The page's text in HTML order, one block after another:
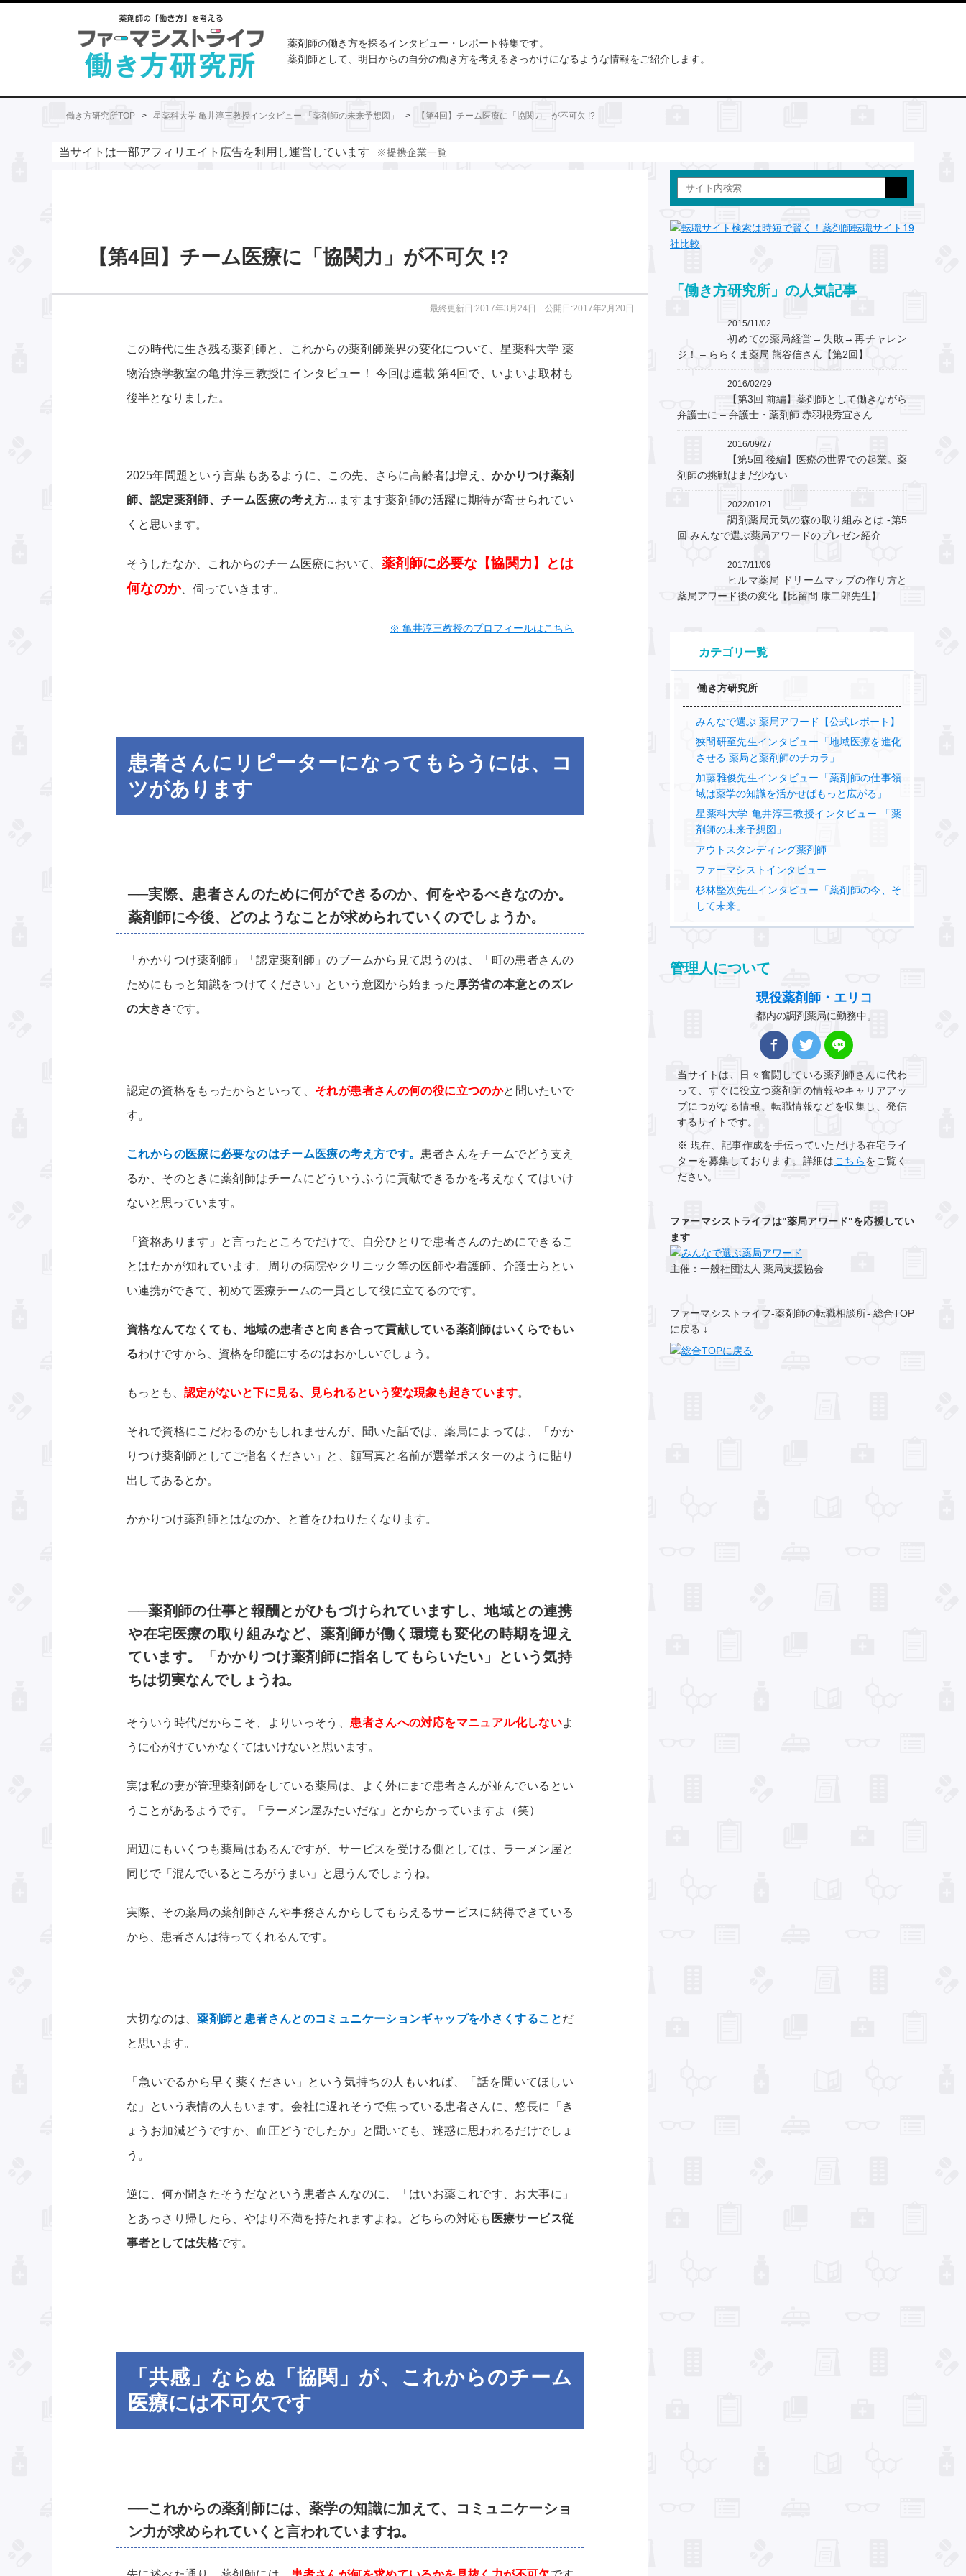
薬剤師の働き方を探るインタビュー・レポート特集です。
薬剤師として、明日からの自分の働き方を考えるきっかけになるような情報をご紹介します。
働き方研究所TOP > 星薬科大学 亀井淳三教授インタビュー 「薬剤師の未来予想図」 > 【第4回】チーム医療に「協関力」が不可欠 !?
当サイトは一部アフィリエイト広告を利用し運営しています ※提携企業一覧
【第4回】チーム医療に「協関力」が不可欠 !?
最終更新日:2017年3月24日 公開日:2017年2月20日
この時代に生き残る薬剤師と、これからの薬剤師業界の変化について、星薬科大学 薬
物治療学教室の亀井淳三教授にインタビュー！ 今回は連載 第4回で、いよいよ取材も
後半となりました。
2025年問題という言葉もあるように、この先、さらに高齢者は増え、かかりつけ薬剤
師、認定薬剤師、チーム医療の考え方…ますます薬剤師の活躍に期待が寄せられてい
くと思います。
そうしたなか、これからのチーム医療において、 薬剤師に必要な【協関力】とは
何なのか、伺っていきます。
※ 亀井淳三教授のプロフィールはこちら
患者さんにリピーターになってもらうには、コ
ツがあります
──実際、患者さんのために何ができるのか、何をやるべきなのか。
薬剤師に今後、どのようなことが求められていくのでしょうか。
「かかりつけ薬剤師」「認定薬剤師」のブームから見て思うのは、「町の患者さんの
ためにもっと知識をつけてください」という意図から始まった 厚労省の本意とのズレ
の大きさです。
認定の資格をもったからといって、 それが患者さんの何の役に立つのかと問いたいで
す。
これからの医療に必要なのはチーム医療の考え方です。 患者さんをチームでどう支え
るか、そのときに薬剤師はチームにどういうふうに貢献できるかを考えなくてはいけ
ないと思っています。
「資格あります」と言ったところでだけで、自分ひとりで患者さんのためにできるこ
とはたかが知れています。周りの病院やクリニック等の医師や看護師、介護士らとい
い連携ができて、初めて医療チームの一員として役に立てるのです。
資格なんてなくても、地域の患者さと向き合って貢献している薬剤師はいくらでもい
るわけですから、資格を印籠にするのはおかしいでしょう。
もっとも、 認定がないと下に見る、見られるという変な現象も起きています。
それで資格にこだわるのかもしれませんが、聞いた話では、薬局によっては、「かか
りつけ薬剤師としてご指名ください」と、顔写真と名前が選挙ポスターのように貼り
出してあるとか。
かかりつけ薬剤師とはなのか、と首をひねりたくなります。
──薬剤師の仕事と報酬とがひもづけられていますし、地域との連携
や在宅医療の取り組みなど、薬剤師が働く環境も変化の時期を迎え
ています。「かかりつけ薬剤師に指名してもらいたい」という気持
ちは切実なんでしょうね。
そういう時代だからこそ、よりいっそう、 患者さんへの対応をマニュアル化しないよ
うに心がけていかなくてはいけないと思います。
実は私の妻が管理薬剤師をしている薬局は、よく外にまで患者さんが並んでいるとい
うことがあるようです。「ラーメン屋みたいだな」とからかっていますよ（笑）
周辺にもいくつも薬局はあるんですが、サービスを受ける側としては、ラーメン屋と
同じで「混んでいるところがうまい」と思うんでしょうね。
実際、その薬局の薬剤師さんや事務さんからしてもらえるサービスに納得できている
から、患者さんは待ってくれるんです。
大切なのは、薬剤師と患者さんとのコミュニケーションギャップを小さくすることだ
と思います。
「急いでるから早く薬ください」という気持ちの人もいれば、「話を聞いてほしい
な」という表情の人もいます。会社に遅れそうで焦っている患者さんに、悠長に「き
ょうお加減どうですか、血圧どうでしたか」と聞いても、迷惑に思われるだけでしょ
う。
逆に、何か聞きたそうだなという患者さんなのに、「はいお薬これです、お大事に」
とあっさり帰したら、やはり不満を持たれますよね。どちらの対応も 医療サービス従
事者としては失格です。
「共感」ならぬ「協関」が、これからのチーム
医療には不可欠です
──これからの薬剤師には、薬学の知識に加えて、コミュニケーショ
ン力が求められていくと言われていますね。
「働き方研究所」の人気記事
2015/11/02
初めての薬局経営→失敗→再チャレン
ジ！ – ららくま薬局 熊谷信さん【第2回】
2016/02/29
【第3回 前編】薬剤師として働きながら
弁護士に – 弁護士・薬剤師 赤羽根秀宜さん
2016/09/27
【第5回 後編】医療の世界での起業。薬
剤師の挑戦はまだ少ない
2022/01/21
調剤薬局元気の森の取り組みとは -第5
回 みんなで選ぶ薬局アワードのプレゼン紹介
2017/11/09
ヒルマ薬局 ドリームマップの作り方と
薬局アワード後の変化【比留間 康二郎先生】
カテゴリ一覧
働き方研究所
みんなで選ぶ 薬局アワード【公式レポート】
狭間研至先生インタビュー「地域医療を進化
させる 薬局と薬剤師のチカラ」
加藤雅俊先生インタビュー「薬剤師の仕事領
域は薬学の知識を活かせばもっと広がる」
星薬科大学 亀井淳三教授インタビュー 「薬
剤師の未来予想図」
アウトスタンディング薬剤師
ファーマシストインタビュー
杉林堅次先生インタビュー「薬剤師の今、そ
して未来」
管理人について
現役薬剤師・エリコ
都内の調剤薬局に勤務中。
当サイトは、日々奮闘している薬剤師さんに代わ
って、すぐに役立つ薬剤師の情報やキャリアアッ
プにつがなる情報、転職情報などを収集し、発信
するサイトです。
※ 現在、記事作成を手伝っていただける在宅ライ
ターを募集しております。詳細は こちらをご覧く
ださい。
ファーマシストライフは"薬局アワード"を応援してい
ます
主催：一般社団法人 薬局支援協会
ファーマシストライフ-薬剤師の転職相談所- 総合TOP
に戻る ↓